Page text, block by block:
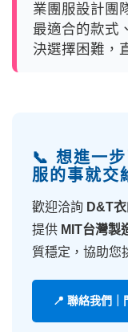
業團服設計團
最適合的款式
決選擇困難，
📞 想進一
服的事就交
歡迎洽詢 D&T
提供 MIT台灣製
質穩定，協助您
📍 聯絡我們｜